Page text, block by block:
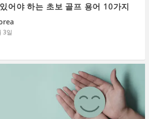
어야 하는 초보 골프 용어 10가지
3일